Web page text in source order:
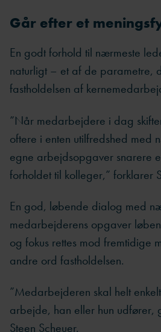
Går efter et
En godt forhold til nærmeste
naturligt – et af de parametre,
fastholdelsen af
”Når medarbejdere i dag
oftere i enten utilfredshed med
egne arbejdsopgaver snarere
forholdet til kolleger,” forklarer
En god, løbende dialog med
medarbejderens opgaver
og fokus rettes mod fremtidige
andre ord fastholdelsen.
”Medarbejderen skal helt
arbejde, han eller hun udfører,
Steen Scheuer.